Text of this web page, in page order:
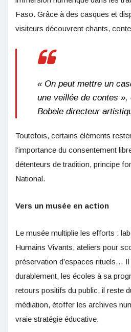
Faso. Grâce à des casques et
visiteurs découvrent chants,
« On peut mettre un
une veillée de contes »,
Bobele directeur
Toutefois, certains éléments
l’importance du consentement
détenteurs de tradition, principe
National.
Vers un musée en action
Le musée multiplie les efforts :
Humains Vivants, ateliers pour
préservation d’espaces rituels… Il
durablement, les écoles à sa
retours positifs du public, il reste
médiation, étoffer les archives
vraie stratégie éducative.